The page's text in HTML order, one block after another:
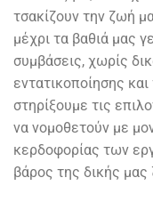
τσακίζουν την ζωή
μέχρι τα βαθιά μας
συμβάσεις, χωρίς
εντατικοποίησης
στηρίξουμε τις
να νομοθετούν με
κερδοφορίας των
βάρος της δικής